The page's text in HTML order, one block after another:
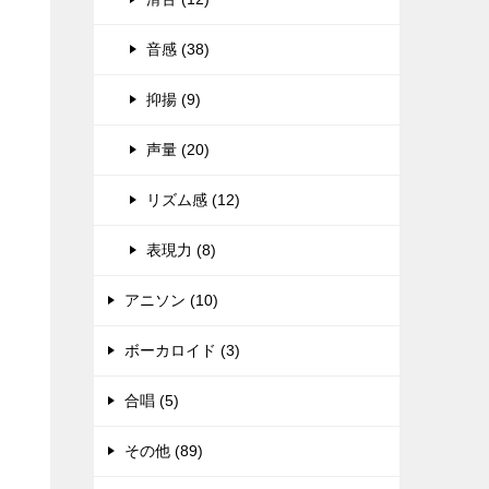
音感 (38)
抑揚 (9)
声量 (20)
リズム感 (12)
表現力 (8)
アニソン (10)
ボーカロイド (3)
合唱 (5)
その他 (89)